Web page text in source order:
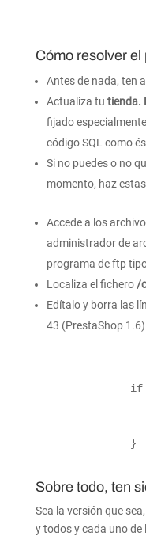
Cómo resolver
Antes de nada, ten
Actualiza tu tienda.
fijado
código SQL como
Si no puedes o no
momento, haz estas
Accede a los
administrador de
programa de ftp
Localiza el fichero/
Edítalo y borra las
43 (PrestaShop
if
}
Sobre todo, ten
Sea la versión que
y todos y cada uno de